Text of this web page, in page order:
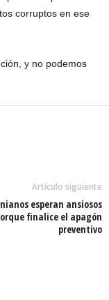
corruptos en ese
y no podemos
Artículo siguiente
esperan ansiosos
finalice el apagón
preventivo